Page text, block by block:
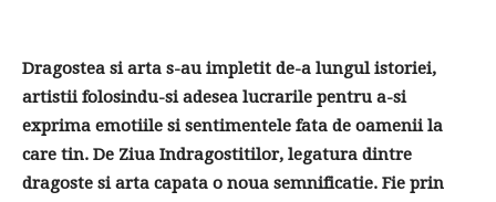
Dragostea si arta s-au impletit de-a lungul istoriei,
artistii folosindu-si adesea lucrarile pentru a-si
exprima emotiile si sentimentele fata de oamenii la
care tin. De Ziua Indragostitilor, legatura dintre
dragoste si arta capata o noua semnificatie. Fie prin